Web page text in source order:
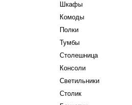
Шкафы
Комоды
Полки
Тумбы
Столешница
Консоли
Светильники
Столик